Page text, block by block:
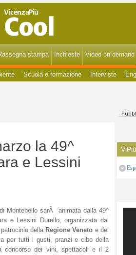
stampa Inchieste Video on demand
Scuola e formazione Interviste
la 49^
e Lessini
Montebello sarÃ animata dalla 49^
e Lessini Durello, organizzata dal
della Regione Veneto e del
per tutti i gusti, pranzi e cibo della
concorso dei vini, spettacoli e il 2